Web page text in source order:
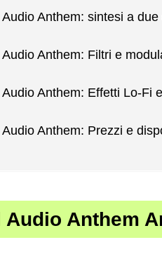
Anthem: sintesi a due
Anthem: Filtri e
Anthem: Effetti Lo-Fi
Anthem: Prezzi e
Audio Anthem